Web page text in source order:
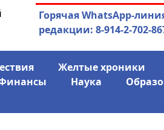
03.08.2026АЛРОСА ушла в
Горячая WhatsApp-
редакции: 8-914-2-702-
Желтые хроники
Наука